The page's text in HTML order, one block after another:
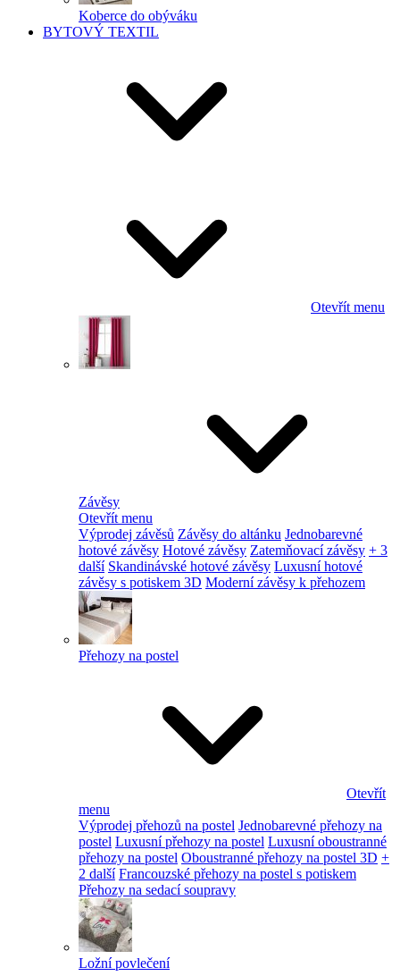
Koberce do obýváku
BYTOVÝ TEXTIL
Otevřít menu
Závěsy
Otevřít menu
Výprodej závěsů Závěsy do altánku Jednobarevné
hotové závěsy Hotové závěsy Zatemňovací závěsy + 3
další Skandinávské hotové závěsy Luxusní hotové
závěsy s potiskem 3D Moderní závěsy k přehozem
Přehozy na postel
Otevřít
menu
Výprodej přehozů na postel Jednobarevné přehozy na
postel Luxusní přehozy na postel Luxusní oboustranné
přehozy na postel Oboustranné přehozy na postel 3D +
2 další Francouzské přehozy na postel s potiskem
Přehozy na sedací soupravy
Ložní povlečení